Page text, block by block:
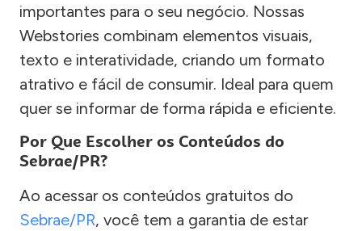
importantes para o seu negócio. Nossas
Webstories combinam elementos visuais,
texto e interatividade, criando um formato
atrativo e fácil de consumir. Ideal para quem
quer se informar de forma rápida e eficiente.
Por Que Escolher os Conteúdos do
Sebrae/PR?
Ao acessar os conteúdos gratuitos do
Sebrae/PR, você tem a garantia de estar